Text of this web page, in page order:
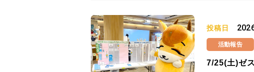
投稿日
活動報告
7/25(土)ゼ